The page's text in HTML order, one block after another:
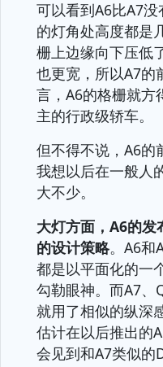
可以看到A6比A7
的灯角处高度都是
栅上边缘向下压低
也更宽，所以A7的
言，A6的格栅就方
主的行政级轿车。
但不得不说，A6的
我想以后在一般人
大不少。
大灯方面，A6的
的设计策略。A6和
都是以平面化的一
勾勒眼神。而A7、
就用了相似的纵深
估计在以后推出的
会见到和A7类似的